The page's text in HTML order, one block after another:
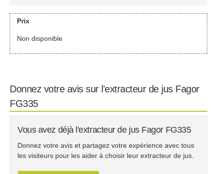
Prix
Non disponible
Donnez votre avis sur l'extracteur de jus Fagor
FG335
Vous avez déjà l'extracteur de jus Fagor FG335
Donnez votre avis et partagez votre expérience avec tous
les visiteurs pour les aider à choisir leur extracteur de jus.